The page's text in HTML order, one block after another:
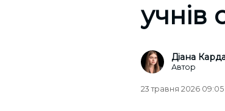
учнів
Діана
Автор
23 травня 2026 09:05